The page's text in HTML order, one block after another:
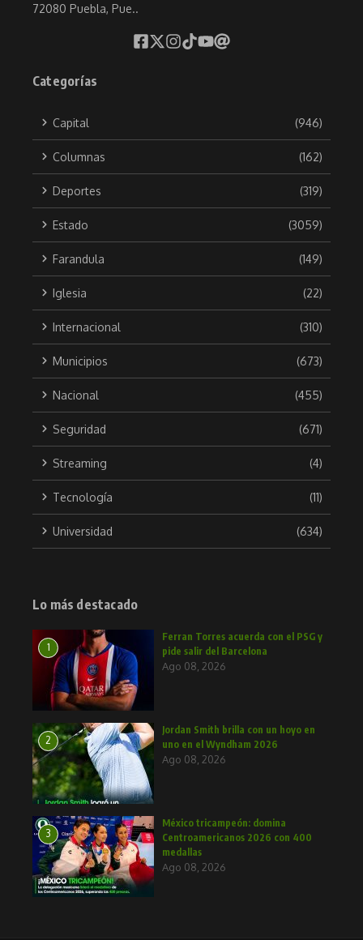
72080 Puebla, Pue..
Categorías
Capital (946)
Columnas (162)
Deportes (319)
Estado (3059)
Farandula (149)
Iglesia (22)
Internacional (310)
Municipios (673)
Nacional (455)
Seguridad (671)
Streaming (4)
Tecnología (11)
Universidad (634)
Lo más destacado
1
Ferran Torres acuerda con el PSG y
pide salir del Barcelona
Ago 08, 2026
2
Jordan Smith brilla con un hoyo en
uno en el Wyndham 2026
Ago 08, 2026
3
México tricampeón: domina
Centroamericanos 2026 con 400
medallas
Ago 08, 2026